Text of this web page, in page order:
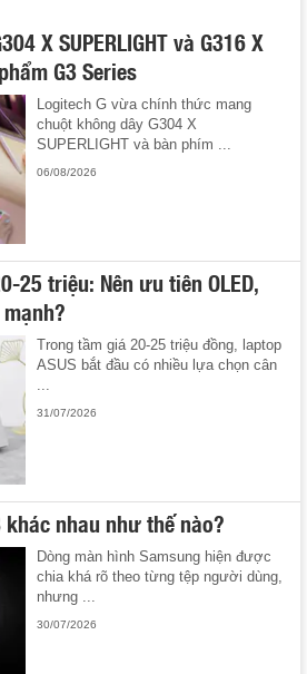
X SUPERLIGHT và G316 X
G3 Series
Logitech G vừa chính thức mang
chuột không dây G304 X
SUPERLIGHT và bàn phím ...
06/08/2026
25 triệu: Nên ưu tiên OLED,
mạnh?
Trong tầm giá 20-25 triệu đồng, laptop
ASUS bắt đầu có nhiều lựa chọn cân
...
31/07/2026
khác nhau như thế nào?
Dòng màn hình Samsung hiện được
chia khá rõ theo từng tệp người dùng,
nhưng ...
30/07/2026